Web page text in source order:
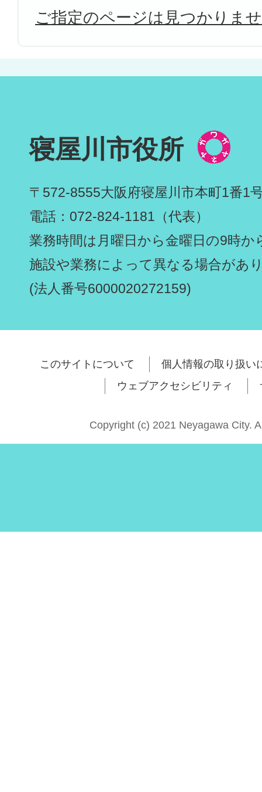
ご指定のページは見つかりま
寝屋川市役所
〒572-8555大阪府寝屋川市本町1番1
電話：072-824-1181（代表）
業務時間は月曜日から金曜日の9時か
施設や業務によって異なる場合があ
(法人番号6000020272159)
このサイトについて
個人情報の取り扱い
ウェブアクセシビリティ
Copyright (c) 2021 Neyagawa City.